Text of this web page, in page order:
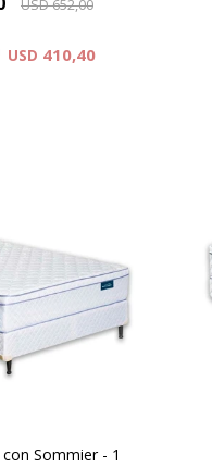
USD652,00
USD 410,40
SIDE, Altura
y 59 cm la
y el sommier.
30 Kg
Sommier - 1